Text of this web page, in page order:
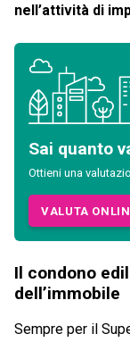
nell’attività di
Sai quanto
Ottieni una
VALUTA
Il condono
dell’immobile
Sempre per il